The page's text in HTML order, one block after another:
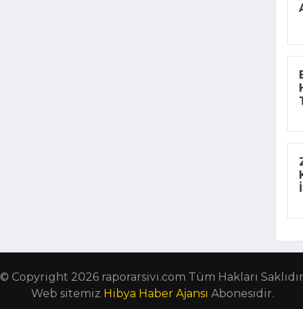
© Copyright 2026 raporarsivi.com Tüm Hakları
Web sitemiz Hibya Haber Ajansı Abonesidir.